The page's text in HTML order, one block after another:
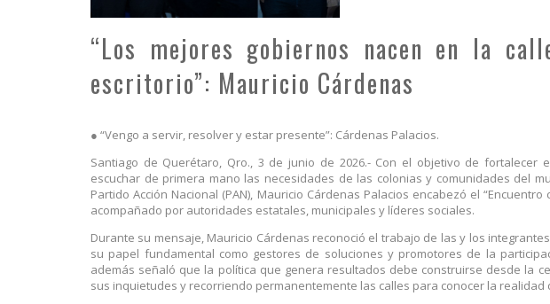
“Los mejores gobiernos nacen en la
escritorio”: Mauricio Cárdenas
● “Vengo a servir, resolver y estar presente”: Cárdenas Palacios.
Santiago de Querétaro, Qro., 3 de junio de 2026.- Con el objetivo de fortalecer
escuchar de primera mano las necesidades de las colonias y comunidades del
Partido Acción Nacional (PAN), Mauricio Cárdenas Palacios encabezó el
acompañado por autoridades estatales, municipales y líderes sociales.
Durante su mensaje, Mauricio Cárdenas reconoció el trabajo de las y los
su papel fundamental como gestores de soluciones y promotores de la
además señaló que la política que genera resultados debe construirse desde la
sus inquietudes y recorriendo permanentemente las calles para conocer la realidad